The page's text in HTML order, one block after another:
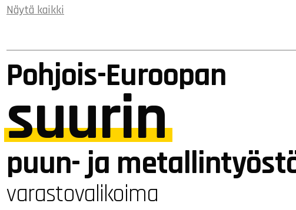
Takuu 1 vuosi
Näytä kaikki
Pohjois-Euroopan
suurin
puun- ja
varastovalikoima